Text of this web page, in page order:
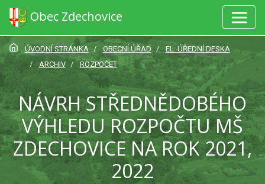
Obec Zdechovice
ÚVODNÍ STRÁNKA OBECNÍ ÚŘAD
EL. ÚŘEDNÍ DESKA
ARCHIV
ROZPOČET
NÁVRH STŘEDNĚDOBÉHO
VÝHLEDU ROZPOČTU MŠ
ZDECHOVICE NA ROK 2021,
2022